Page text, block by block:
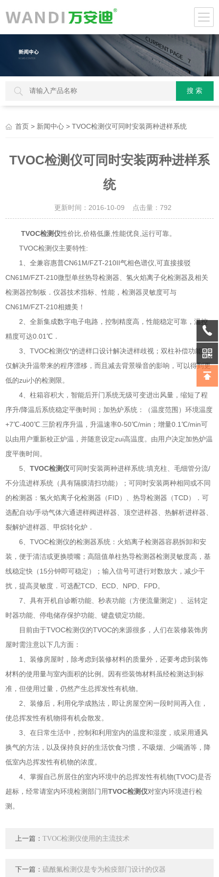
首页 > 新闻中心 > TVOC检测仪可同时安装两种进样系统
TVOC检测仪可同时安装两种进样系
统
更新时间：2016-10-09 点击量： 792
TVOC检测仪性价比,价格低廉,性能优良,运行可靠。
TVOC检测仪主要特性:
1、全兼容惠普CN61M/FZT-210II气相色谱仪,可直接接驳
CN61M/FZT-210微型单丝热导检测器、氢火焰离子化检测器及相关
检测器控制板．仪器技术指标、性能，检测器灵敏度可与
CN61M/FZT-210相媲美！
2、全新集成数字电子电路，控制精度高，性能稳定可靠，温控
精度可达0.01℃．
3、TVOC检测仪*的进样口设计解决进样歧视；双柱补偿功能不
仅解决升温带来的程序漂移，而且减去背景噪音的影响，可以得到更
低的zui小的检测限。
4、柱箱容积大，智能后开门系统无级可变进出风量，缩短了程
序升/降温后系统稳定平衡时间；加热炉系统：（温度范围）环境温度
+7℃-400℃.三阶程序升温，升温速率0-50℃/min；增量0.1℃/min可
以由用户重新校正炉温，并随意设定zui高温度。由用户决定加热炉温
度平衡时间。
5、TVOC检测仪可同时安装两种进样系统:填充柱、毛细管分流/
不分流进样系统（具有隔膜清扫功能）；可同时安装两种相同或不同
的检测器：氢火焰离子化检测器（FID）、热导检测器（TCD）．可
选配自动/手动气体六通进样阀进样器、顶空进样器、热解析进样器、
裂解炉进样器、甲烷转化炉．
6、TVOC检测仪的检测器系统：火焰离子检测器容易拆卸和安
装，便于清洁或更换喷嘴；高阻值单柱热导检测器检测灵敏度高，基
线稳定快（15分钟即可稳定）；输入信号可进行对数放大，减少干
扰，提高灵敏度．可选配TCD、ECD、NPD、FPD。
7、具有开机自诊断功能、秒表功能（方便流量测定）、运转定
时器功能、停电储存保护功能、键盘锁定功能。
目前由于TVOC检测仪的TVOC的来源很多，人们在装修装饰房
屋时需注意以下几方面：
1、装修房屋时，除考虑到装修材料的质量外，还要考虑到装饰
材料的使用量与室内面积的比例。因有些装饰材料虽经检测达到标
准，但使用过量，仍然产生总挥发性有机物。
2、装修后，利用化学成熟法，即让房屋空闲一段时间再入住，
使总挥发性有机物得有机会散发。
3、在日常生活中，控制和利用室内的温度和湿度，或采用通风
换气的方法，以及保持良好的生活饮食习惯，不吸烟、少喝酒等，降
低室内总挥发性有机物的浓度。
4、掌握自己所居住的室内环境中的总挥发性有机物(TVOC)是否
超标，经常请室内环境检测部门用TVOC检测仪对室内环境进行检
测。
上一篇：TVOC检测仪使用的主流技术
下一篇：硫酰氟检测仪是专为检疫部门设计的仪器